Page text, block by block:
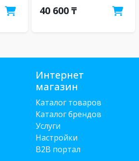
40 600 ₸
Интернет
магазин
Каталог товаров
Каталог брендов
Услуги
Настройки
B2B портал